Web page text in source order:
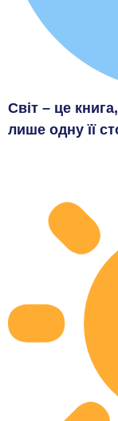
Світ – це
лише одну її